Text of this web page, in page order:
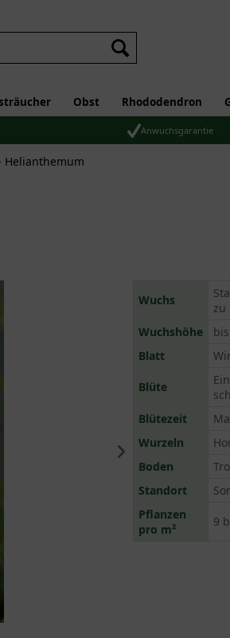
Obst Rhododendron
Anwuchsgarantie
Helianthemum
Wuchs
zu
Wuchshöhe
Blatt
Blüte
Blütezeit
Wurzeln
Boden
Standort
Pflanzen
pro m²
9